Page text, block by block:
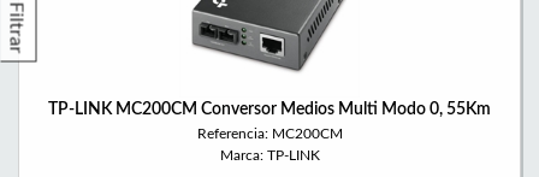
Filtrar
TP-LINK MC200CM Conversor Medios Multi Modo 0, 55Km
Referencia: MC200CM
Marca: TP-LINK